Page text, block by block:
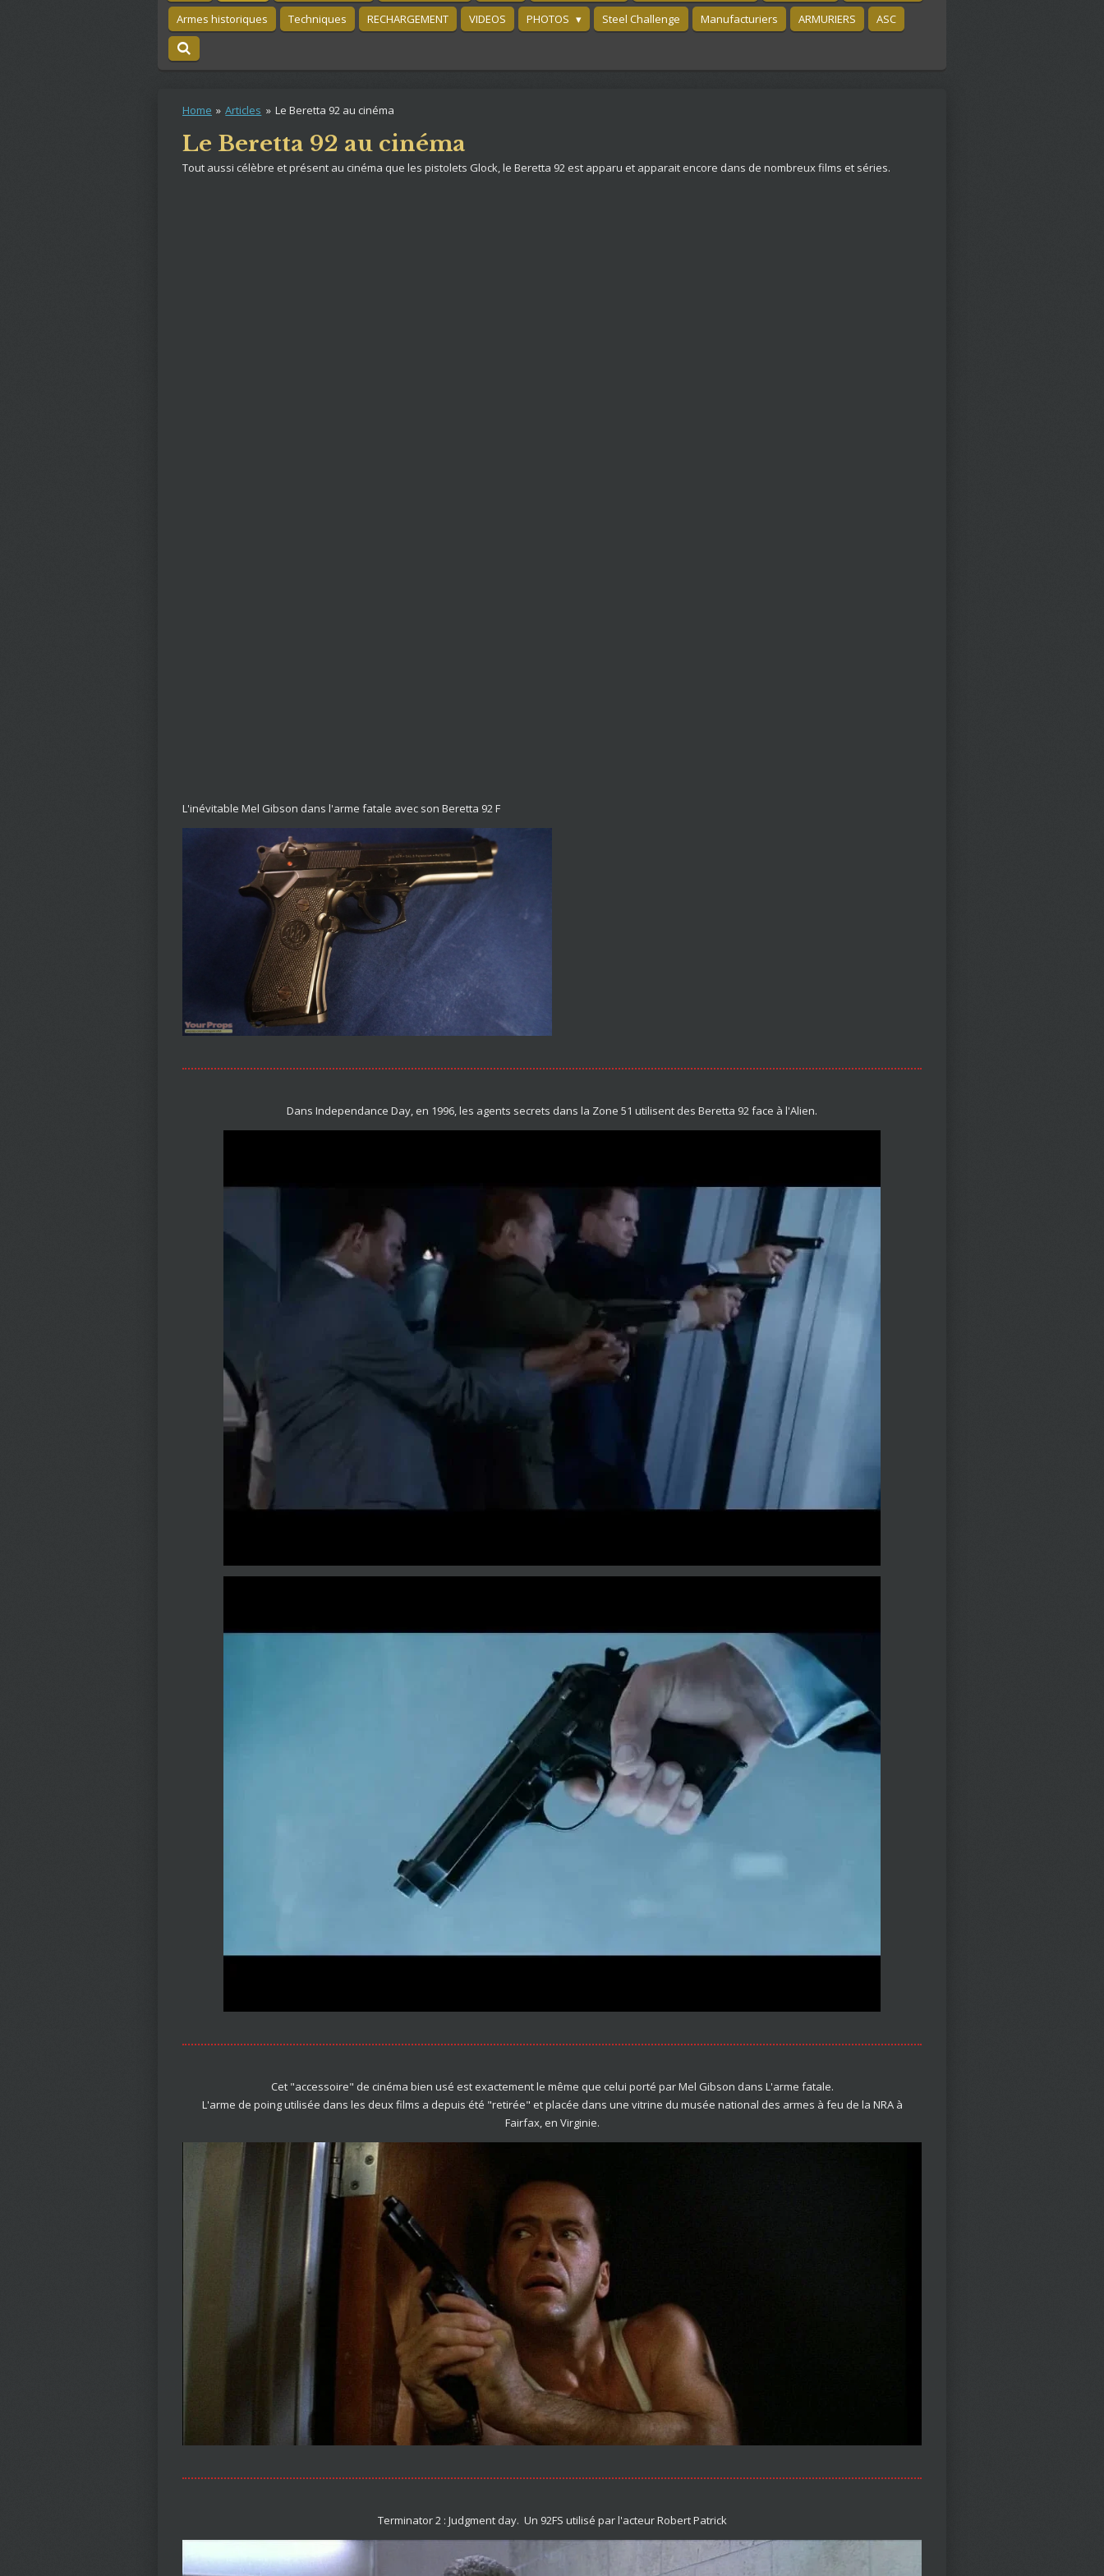
Armes historiques
Techniques RECHARGEMENT VIDEOS PHOTOS Steel Challenge Manufacturiers ARMURIERS ASC
Home » Articles » Le Beretta 92 au cinéma
Le Beretta 92 au cinéma
Tout aussi célèbre et présent au cinéma que les pistolets Glock, le Beretta 92 est apparu et apparait encore dans de nombreux films et séries.
L'inévitable Mel Gibson dans l'arme fatale avec son Beretta 92 F
Dans Independance Day, en 1996, les agents secrets dans la Zone 51 utilisent des Beretta 92 face à l'Alien.
Cet "accessoire" de cinéma bien usé est exactement le même que celui porté par Mel Gibson dans L'arme fatale.
L'arme de poing utilisée dans les deux films a depuis été "retirée" et placée dans une vitrine du musée national des armes à feu de la NRA à
Fairfax, en Virginie.
Terminator 2 : Judgment day. Un 92FS utilisé par l'acteur Robert Patrick